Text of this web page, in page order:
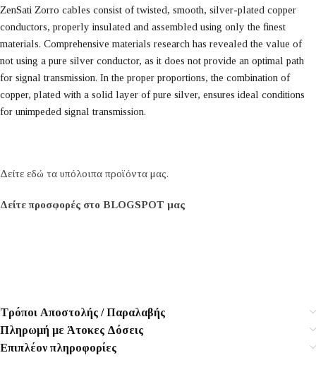
ZenSati Zorro cables consist of twisted, smooth, silver-plated copper
conductors, properly insulated and assembled using only the finest
materials. Comprehensive materials research has revealed the value of
not using a pure silver conductor, as it does not provide an optimal path
for signal transmission. In the proper proportions, the combination of
copper, plated with a solid layer of pure silver, ensures ideal conditions
for unimpeded signal transmission.
Δείτε εδώ τα υπόλοιπα προϊόντα μας.
Δείτε προσφορές στο BLOGSPOT μας
Τρόποι Αποστολής / Παραλαβής
Πληρωμή με Άτοκες Δόσεις
Επιπλέον πληροφορίες